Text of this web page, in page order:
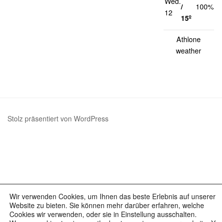
12
/
15º
100%
Athlone
weather
Stolz präsentiert von WordPress
Wir verwenden Cookies, um Ihnen das beste Erlebnis auf unserer
Website zu bieten. Sie können mehr darüber erfahren, welche
Cookies wir verwenden, oder sie in Einstellung ausschalten.